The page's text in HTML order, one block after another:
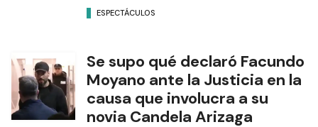
ESPECTÁCULOS
Se supo qué declaró Facundo
Moyano ante la Justicia en la
causa que involucra a su
novia Candela Arizaga